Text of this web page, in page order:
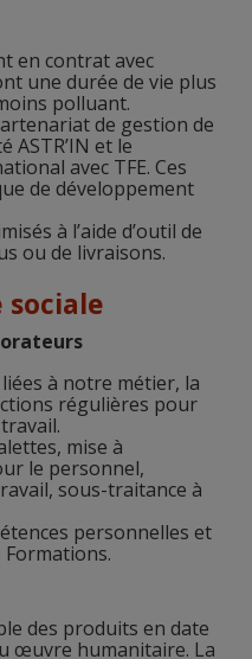
en contrat avec
une durée de vie plus
polluant.
de gestion de
ASTR’IN et le
avec TFE. Ces
de développement
à l’aide d’outil de
ou de livraisons.
à notre métier, la
régulières pour
mise à
le personnel,
sous-traitance à
personnelles et
des produits en date
œuvre humanitaire. La